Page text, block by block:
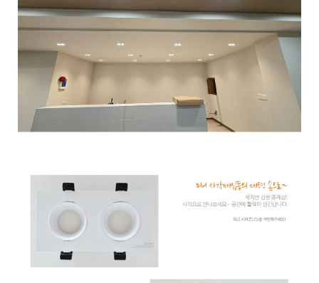
이코 라이프 하